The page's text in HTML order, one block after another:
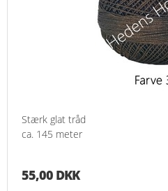
Stærk glat tråd
ca. 145 meter
55,00 DKK